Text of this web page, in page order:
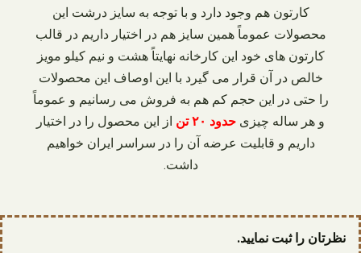
کارتون هم وجود دارد و با توجه به سایز درشت این
محصولات عموماً همین سایز هم در اختیار داریم در قالب
کارتون‌ های خود این کارخانه نهایتاً هشت و نیم کیلو مویز
خالص در آن قرار می‌ گیرد با این اوصاف این محصولات
را حتی در این حجم کم هم به فروش می‌ رسانیم و عموماً
و هر ساله چیزی حدود ۲۰ تن
از این محصول را در اختیار
داریم و قابلیت عرضه آن را در سراسر ایران خواهیم
داشت.
نظرتان را ثبت نمایید.